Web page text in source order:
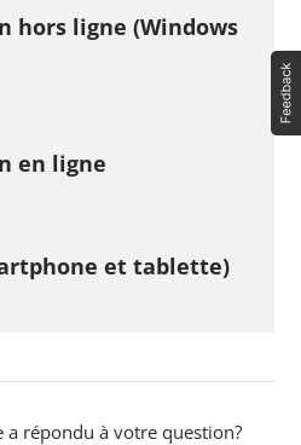
hors ligne (Windows
en ligne
et tablette)
a répondu à votre question?